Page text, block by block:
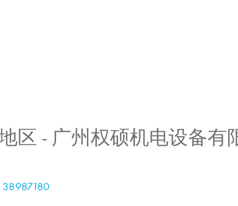
区 - 广州权硕机电设备有